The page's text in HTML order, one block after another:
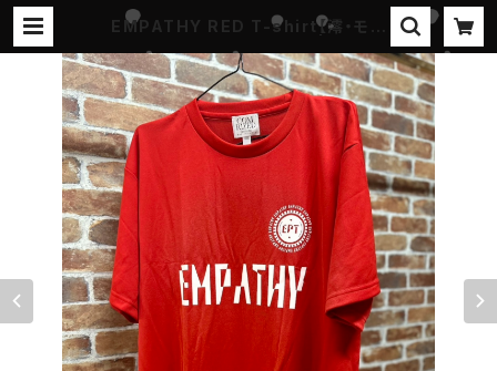
EMPATHY RED T-shirt【澪・モン
ホームラン-プロジェクト』